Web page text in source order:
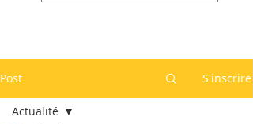
Post S'inscrire
Actualité